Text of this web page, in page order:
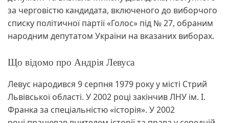
за черговістю кандидата, включеного до виборчого
списку політичної партії «Голос» під № 27, обраним
народним депутатом України на вказаних виборах.
Що відомо про Андрія Левуса
Левус народився 9 серпня 1979 року у місті Стрий
Львівської області. У 2002 році закінчив ЛНУ ім. І.
Франка за спеціальністю «історія». У 2002